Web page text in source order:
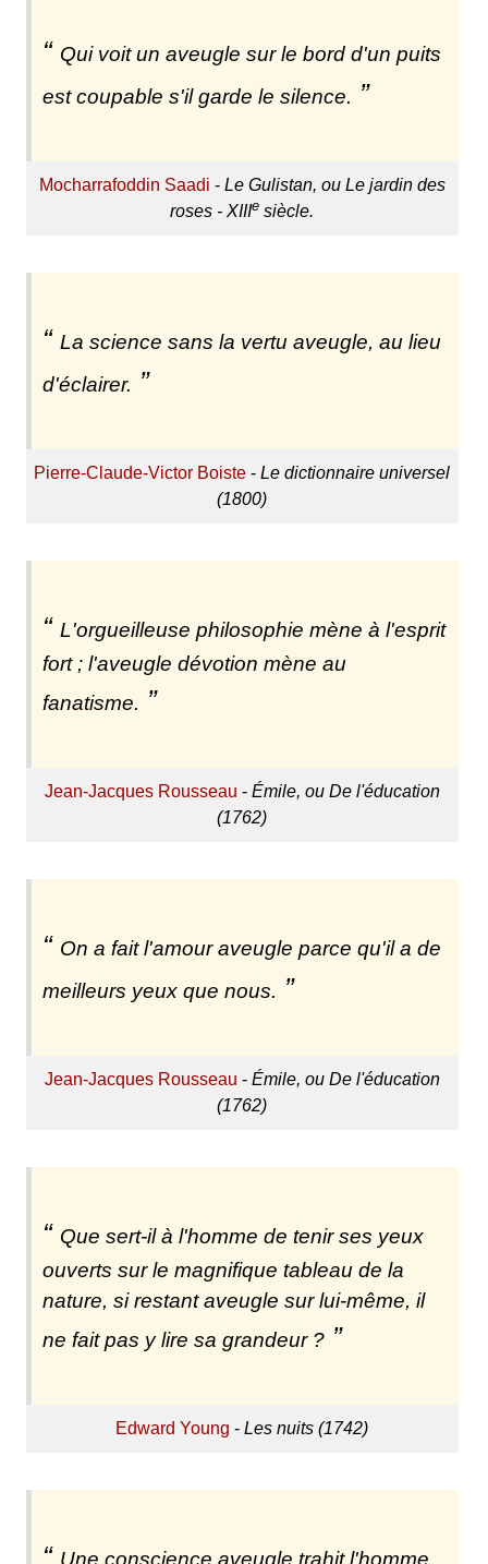
Qui voit un aveugle sur le bord d'un puits
est coupable s'il garde le silence.
Mocharrafoddin Saadi - Le Gulistan, ou Le jardin des
roses - XIIIe siècle.
La science sans la vertu aveugle, au lieu
d'éclairer.
Pierre-Claude-Victor Boiste -Le dictionnaire universel
(1800)
L'orgueilleuse philosophie mène à l'esprit
fort ; l'aveugle dévotion mène au
fanatisme.
Jean-Jacques Rousseau - Émile, ou De l'éducation
(1762)
On a fait l'amour aveugle parce qu'il a de
meilleurs yeux que nous.
Jean-Jacques Rousseau - Émile, ou De l'éducation
(1762)
Que sert-il à l'homme de tenir ses yeux
ouverts sur le magnifique tableau de la
nature, si restant aveugle sur lui-même, il
ne fait pas y lire sa grandeur ?
Edward Young -Les nuits (1742)
Une conscience aveugle trahit l'homme